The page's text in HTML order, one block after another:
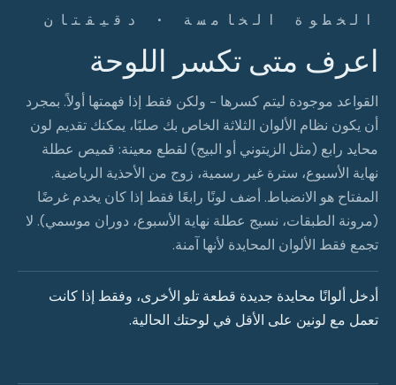
الخطوة الخامسة · دقيقتان
اعرف متى تكسر اللوحة
القواعد موجودة ليتم كسرها - ولكن فقط إذا فهمتها أولاً. بمجرد
أن يكون نظام الألوان الثلاثة الخاص بك صلبًا، يمكنك تقديم لون
محايد رابع (مثل الزيتوني أو البيج) لقطع معينة: قميص عطلة
نهاية الأسبوع، سترة غير رسمية، زوج من الأحذية الرياضية.
المفتاح هو الانضباط. أضف لونًا رابعًا فقط إذا كان يخدم غرضًا
(مرونة الطبقات، نسيج عطلة نهاية الأسبوع، دوران موسمي). لا
تجمع فقط الألوان المحايدة لأنها آمنة.
أدخل ألوانًا محايدة جديدة قطعة تلو الأخرى، وفقط إذا كانت
تعمل مع لونين على الأقل في لوحتك الحالية.